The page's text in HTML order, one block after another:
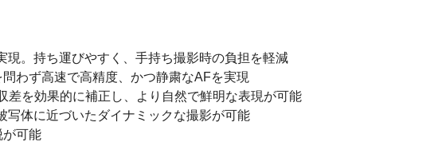
。持ち運びやすく、手持ち撮影時の負担を軽減
わず高速で高精度、かつ静粛なAFを実現
を効果的に補正し、より自然で鮮明な表現が可能
写体に近づいたダイナミックな撮影が可能
が可能